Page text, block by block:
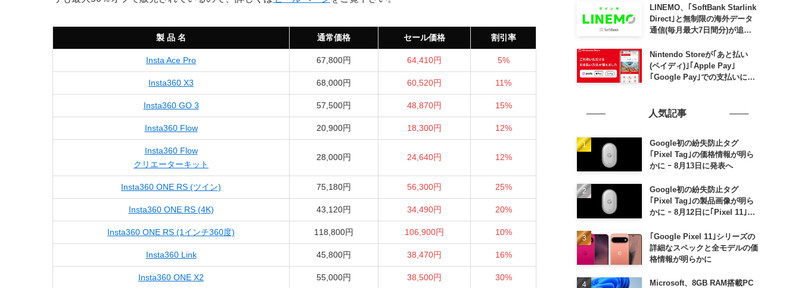
製 品 名 通常価格 セール価格 割引率
Insta Ace Pro 67,800円 64,410円 5%
Insta360 X3 68,000円 60,520円 11%
Insta360 GO 3 57,500円 48,870円 15%
Insta360 Flow 20,900円 18,300円 12%
Insta360 Flow
クリエーターキット
28,000円 24,640円 12%
Insta360 ONE RS (ツイン) 75,180円 56,300円 25%
Insta360 ONE RS (4K) 43,120円 34,490円 20%
Insta360 ONE RS (1インチ360度) 118,800円 106,900円 10%
Insta360 Link 45,800円 38,470円 16%
Insta360 ONE X2 55,000円 38,500円 30%
発売
LINEMO、｢SoftBank Starlink
Direct｣と無制限の海外データ
通信(毎月最大7日間分)が追加
Nintendo Storeが｢あと払い
(ペイディ)｣｢Apple Pay｣
｢Google Pay｣での支払いに対
人気記事
Google初の紛失防止タグ
｢Pixel Tag｣の価格情報が明ら
かに ｰ 8月13日に発表へ
Google初の紛失防止タグ
｢Pixel Tag｣の製品画像が明ら
かに ｰ 8月12日に｢Pixel 11｣な
｢Google Pixel 11｣シリーズの
詳細なスペックと全モデルの価
格情報が明らかに
Microsoft、8GB RAM搭載PC